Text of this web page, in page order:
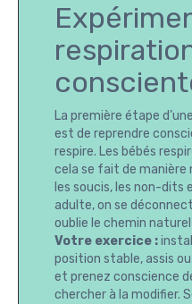
La première étape
est de reprendre
respire. Les bébés
cela se fait de manière
les soucis, les non-dits
adulte, on se
oublie le chemin
Votre exercice :
position stable, assis
et prenez conscience
chercher à la modifier.